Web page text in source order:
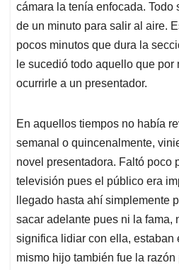
cámara la tenía enfocada. Todo
de un minuto para salir al aire.
pocos minutos que dura la
le sucedió todo aquello que
ocurrirle a un presentador.
En aquellos tiempos no había
semanal o quincenalmente,
novel presentadora. Faltó poco
televisión pues el público era
llegado hasta ahí simplemente
sacar adelante pues ni la fama,
significa lidiar con ella, estaban
mismo hijo también fue la